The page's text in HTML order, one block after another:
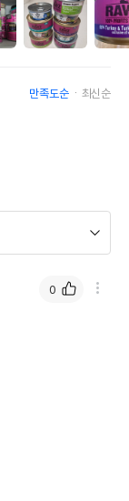
만족도순 최신순
0